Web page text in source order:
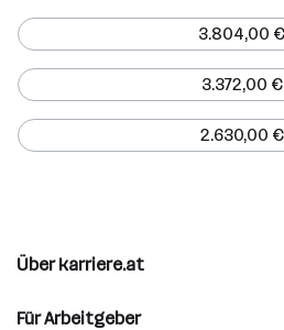
3.804,00 €
3.372,00 €
2.630,00 €
Über karriere.at
Für Arbeitgeber